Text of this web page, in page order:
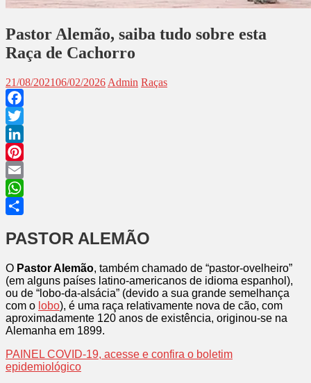
Pastor Alemão, saiba tudo sobre esta
Raça de Cachorro
21/08/202106/02/2026 Admin Raças
Facebook
Twitter
LinkedIn
Pinterest
Email
WhatsApp
PASTOR ALEMÃO
O Pastor Alemão, também chamado de “pastor-ovelheiro”
(em alguns países latino-americanos de idioma espanhol),
ou de “lobo-da-alsácia” (devido a sua grande semelhança
com o lobo), é uma raça relativamente nova de cão, com
aproximadamente 120 anos de existência, originou-se na
Alemanha em 1899.
PAINEL COVID-19, acesse e confira o boletim
epidemiológico